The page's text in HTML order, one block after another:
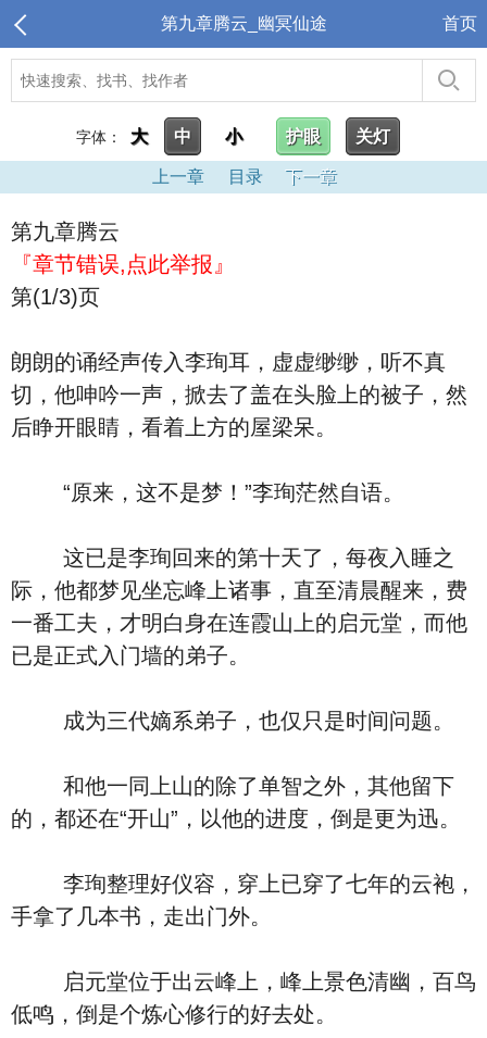
第九章腾云_幽冥仙途 首页
字体： 大 中 小 护眼 关灯
上一章 目录 下一章
第九章腾云
『章节错误,点此举报』
第(1/3)页
朗朗的诵经声传入李珣耳，虚虚缈缈，听不真
切，他呻吟一声，掀去了盖在头脸上的被子，然
后睁开眼睛，看着上方的屋梁呆。
“原来，这不是梦！”李珣茫然自语。
这已是李珣回来的第十天了，每夜入睡之
际，他都梦见坐忘峰上诸事，直至清晨醒来，费
一番工夫，才明白身在连霞山上的启元堂，而他
已是正式入门墙的弟子。
成为三代嫡系弟子，也仅只是时间问题。
和他一同上山的除了单智之外，其他留下
的，都还在“开山”，以他的进度，倒是更为迅。
李珣整理好仪容，穿上已穿了七年的云袍，
手拿了几本书，走出门外。
启元堂位于出云峰上，峰上景色清幽，百鸟
低鸣，倒是个炼心修行的好去处。